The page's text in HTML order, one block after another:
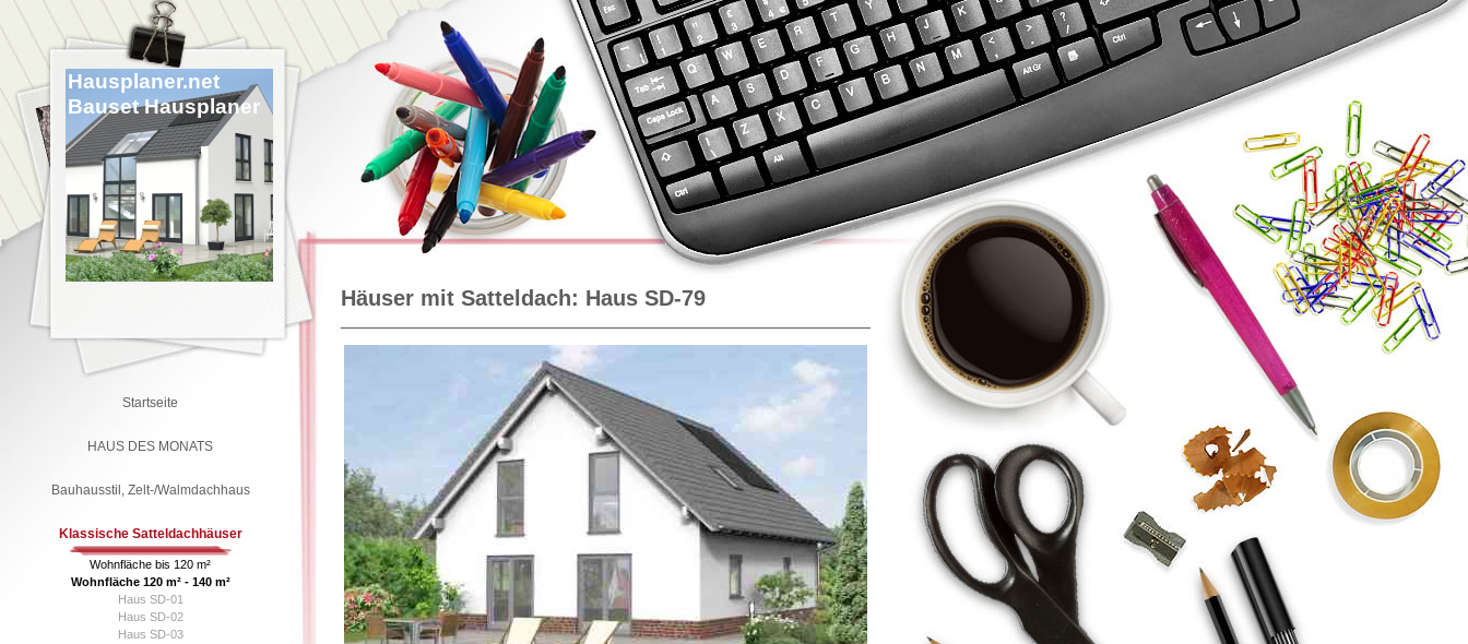
Hausplaner.net
Bauset Hausplaner
Häuser mit Satteldach: Haus SD-79
Startseite
HAUS DES MONATS
Bauhausstil, Zelt-/Walmdachhaus
Klassische Satteldachhäuser
Wohnfläche bis 120 m²
Wohnfläche 120 m² - 140 m²
Haus SD-01
Haus SD-02
Haus SD-03